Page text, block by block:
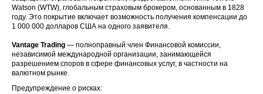
Watson (WTW), глобальным страховым брокером, основанным в 1828
году. Это покрытие включает возможность получения компенсации до
1 000 000 долларов США на одного заявителя.
Vantage Trading — полноправный член Финансовой комиссии,
независимой международной организации, занимающейся
разрешением споров в сфере финансовых услуг, в частности на
валютном рынке.
Предупреждение о рисках: